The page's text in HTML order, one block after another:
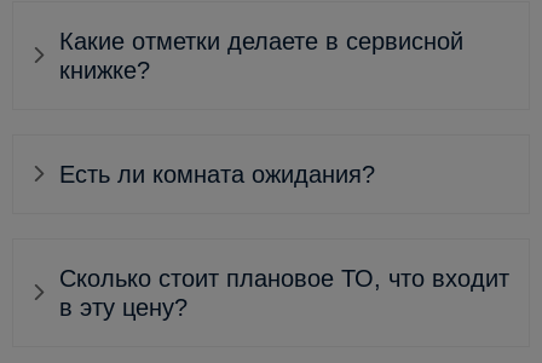
Какие отметки делаете в сервисной
книжке?
Есть ли комната ожидания?
Сколько стоит плановое ТО, что входит
в эту цену?